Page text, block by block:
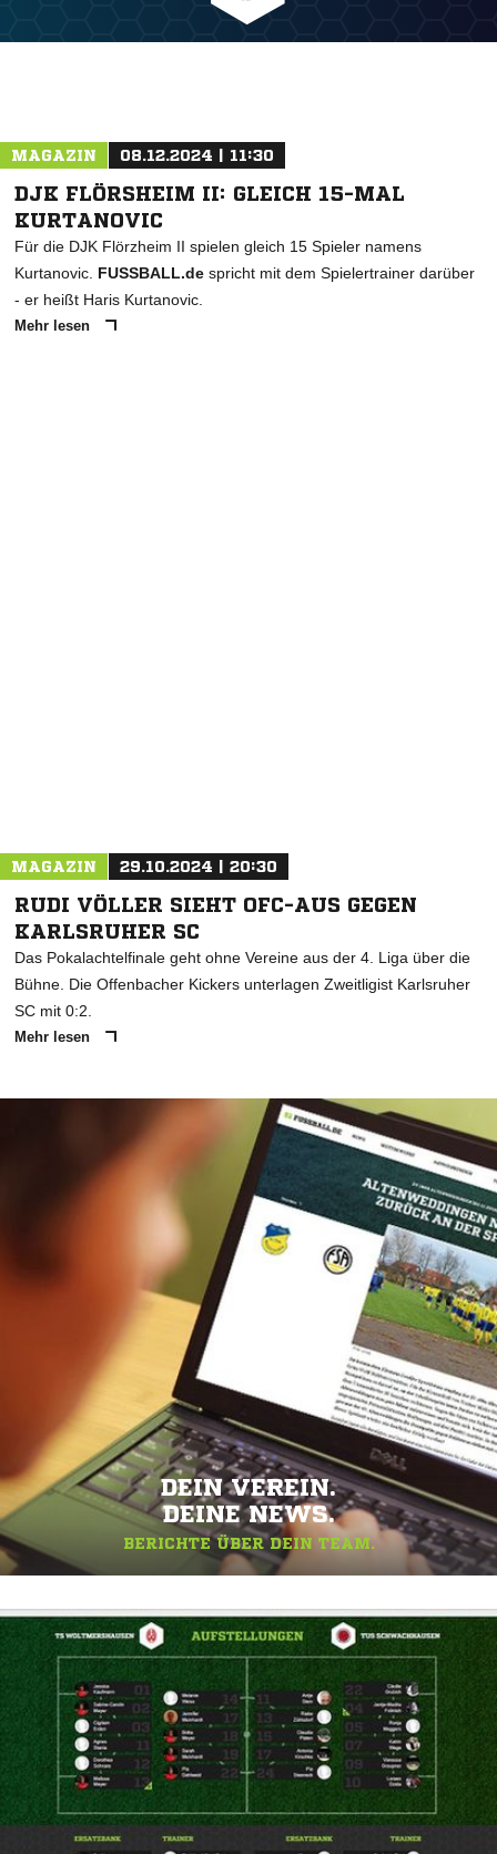
MAGAZIN 08.12.2024 | 11:30
DJK FLÖRSHEIM II: GLEICH 15-MAL
KURTANOVIC
Für die DJK Flörzheim II spielen gleich 15 Spieler namens
Kurtanovic. FUSSBALL.de spricht mit dem Spielertrainer darüber
- er heißt Haris Kurtanovic.
Mehr lesen
MAGAZIN 29.10.2024 | 20:30
RUDI VÖLLER SIEHT OFC-AUS GEGEN
KARLSRUHER SC
Das Pokalachtelfinale geht ohne Vereine aus der 4. Liga über die
Bühne. Die Offenbacher Kickers unterlagen Zweitligist Karlsruher
SC mit 0:2.
Mehr lesen
DEIN VEREIN.
DEINE NEWS.
BERICHTE ÜBER DEIN TEAM.